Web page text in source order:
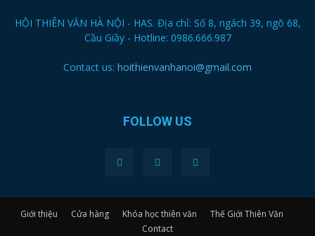
HỘI THIÊN VĂN HÀ NỘI - HAS. Địa chỉ: Số 8, ngách 39, ngõ 68,
Cầu Giầy - Hotline: 0986.666.987
Contact us: hoithienvanhanoi@gmail.com
FOLLOW US
Giới thiệu Cửa hàng Khóa học thiên văn
Thế Giới Thiên Văn
Contact